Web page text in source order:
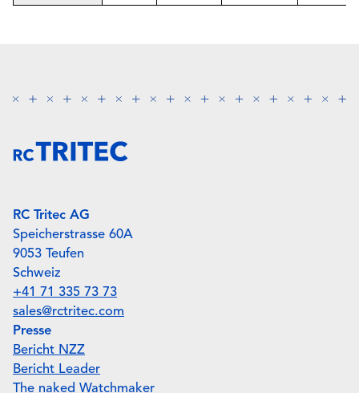
RC Tritec AG
Speicherstrasse 60A
9053 Teufen
Schweiz
+41 71 335 73 73
sales@rctritec.com
Presse
Bericht NZZ
Bericht Leader
The naked Watchmaker